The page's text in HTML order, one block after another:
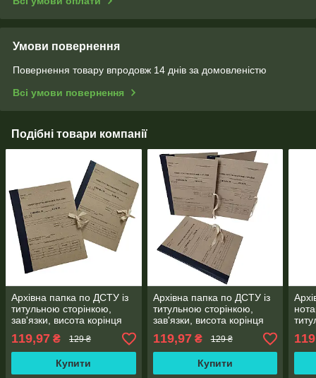
Умови повернення
Повернення товару впродовж 14 днів за домовленістю
Всі умови повернення
Подібні товари компанії
Архівна папка по ДСТУ із
титульною сторінкою,
зав'язки, висота корінця
119,97 ₴ 129 ₴
Купити
Архівна папка по ДСТУ із
титульною сторінкою,
зав'язки, висота корінця
119,97₴ 129 ₴
Купити